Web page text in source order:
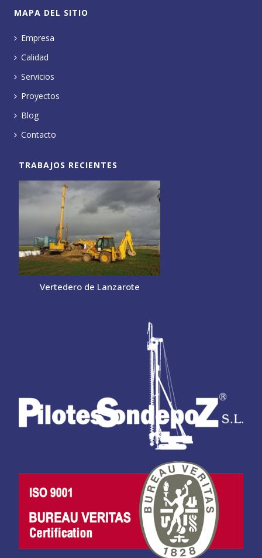
MAPA DEL SITIO
Empresa
Calidad
Servicios
Proyectos
Blog
Contacto
TRABAJOS RECIENTES
Vertedero de Lanzarote